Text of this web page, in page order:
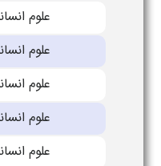
علوم
علوم
علوم
علوم
علوم